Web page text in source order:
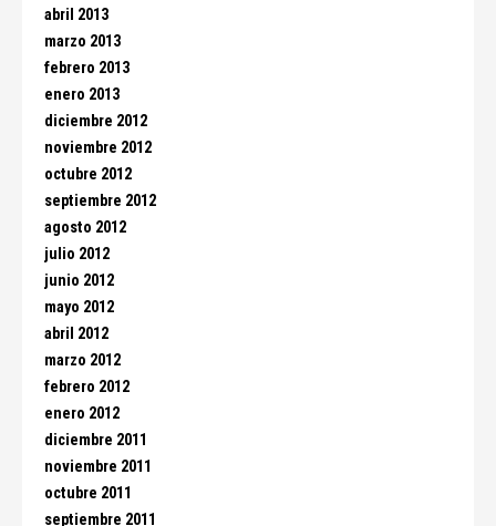
abril 2013
marzo 2013
febrero 2013
enero 2013
diciembre 2012
noviembre 2012
octubre 2012
septiembre 2012
agosto 2012
julio 2012
junio 2012
mayo 2012
abril 2012
marzo 2012
febrero 2012
enero 2012
diciembre 2011
noviembre 2011
octubre 2011
septiembre 2011